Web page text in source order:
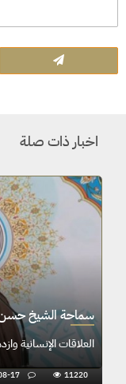
اخبار ذات صلة